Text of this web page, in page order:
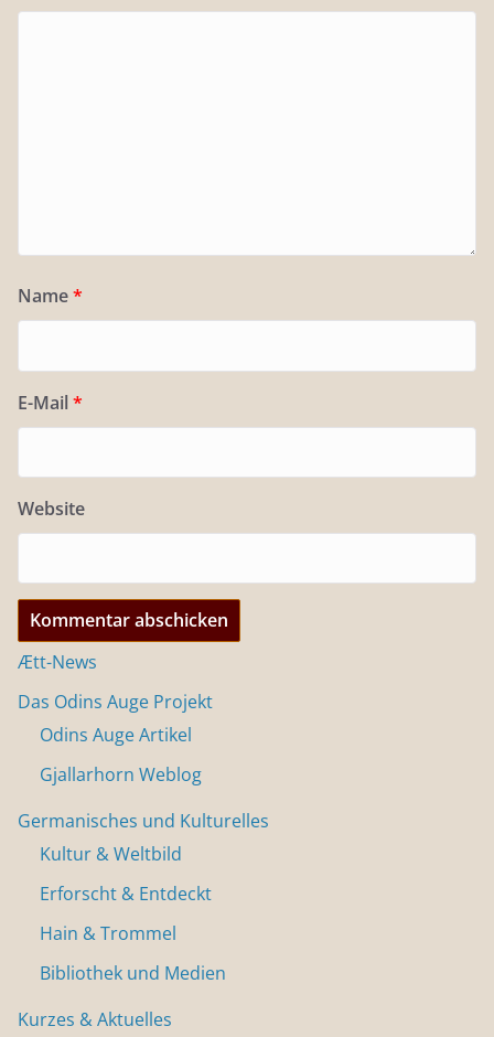
Name*
E-Mail *
Website
Ætt-News
Das Odins Auge Projekt
Odins Auge Artikel
Gjallarhorn Weblog
Germanisches und Kulturelles
Kultur & Weltbild
Erforscht & Entdeckt
Hain & Trommel
Bibliothek und Medien
Kurzes & Aktuelles